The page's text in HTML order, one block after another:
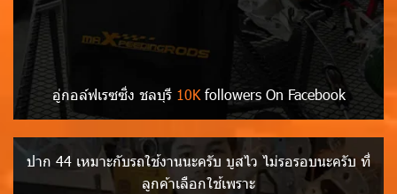
อู่กอล์ฟเรซซิ่ง ชลบุรี 10Kfollowers On Facebook
ปาก 44 เหมาะกับรถใช้งานนะครับ บูสไว ไม่รอรอบนะครับ ที่
ลูกค้าเลือกใช้เพราะ